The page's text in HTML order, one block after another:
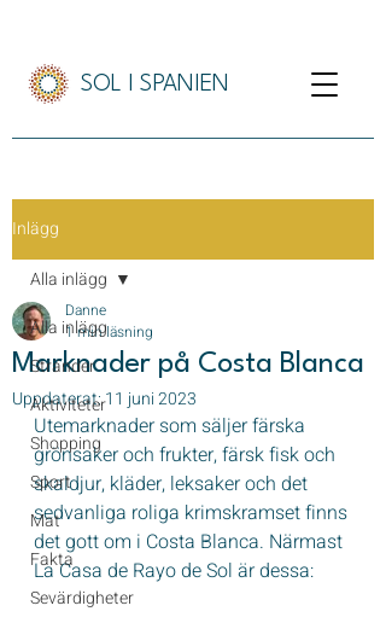
SOL I SPANIEN
Inlägg
Alla inlägg
Stränder
Aktiviteter
Shopping
Sport
Mat
Fakta
Sevärdigheter
Alla inlägg
Marknader på Costa Blanca
Danne
1 min läsning
Uppdaterat:11 juni 2023
Utemarknader som säljer färska
grönsaker och frukter, färsk fisk och
skaldjur, kläder, leksaker och det
sedvanliga roliga krimskramset finns
det gott om i Costa Blanca. Närmast
La Casa de Rayo de Sol är dessa: